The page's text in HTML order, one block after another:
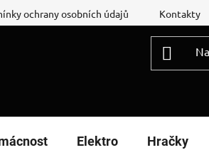
ochrany osobních údajů Kontakty
Elektro Hračky